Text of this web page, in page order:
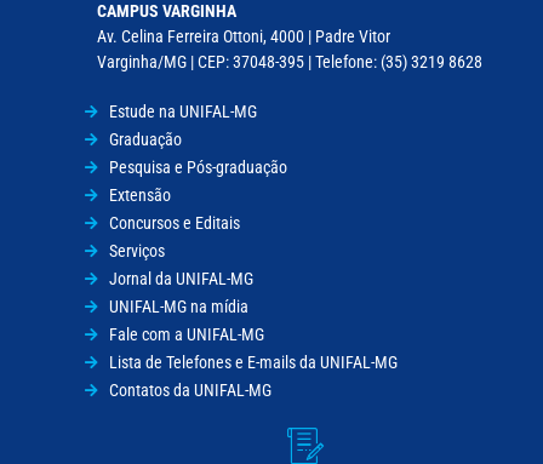
CAMPUS VARGINHA
Av. Celina Ferreira Ottoni, 4000 | Padre Vitor
Varginha/MG | CEP: 37048-395 | Telefone: (35) 3219 8628
Estude na UNIFAL-MG
Graduação
Pesquisa e Pós-graduação
Extensão
Concursos e Editais
Serviços
Jornal da UNIFAL-MG
UNIFAL-MG na mídia
Fale com a UNIFAL-MG
Lista de Telefones e E-mails da UNIFAL-MG
Contatos da UNIFAL-MG